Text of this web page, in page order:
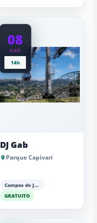
08
AGO
14h
DJ Gab
Parque Capivari
Campos do Jordão
GRATUITO